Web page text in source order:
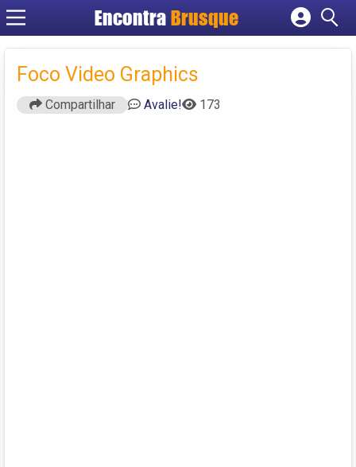
EncontraBrusque
Cadastrar empresa
Criar conta
Foco Video Graphics
Compartilhar Avalie! 173